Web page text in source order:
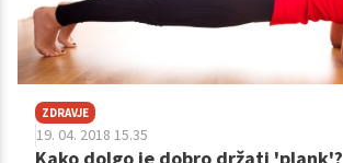
ZDRAVJE
19. 04. 2018 15.35
Kako dolgo je dobro držati 'plank'?